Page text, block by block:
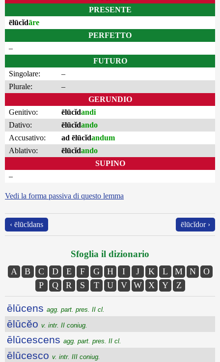
PRESENTE
ēlūcĭdāre
PERFETTO
–
FUTURO
Singolare:
–
Plurale:
–
GERUNDIO
Genitivo:
ēlūcĭdandi
Dativo:
ēlūcĭdando
Accusativo:
ad ēlūcĭdandum
Ablativo:
ēlūcĭdando
SUPINO
–
Vedi la forma passiva di questo lemma
‹ ēlūcĭdans ēlūcĭdor ›
Sfoglia il dizionario
A B C D E F G H I J K L M N
O
P
Q R S T U V W X Y Z
ēlūcens agg. part. pres. II cl.
ēlūcĕo v. intr. II coniug.
ēlūcescens agg. part. pres. II cl.
ēlūcesco v. intr. III coniug.